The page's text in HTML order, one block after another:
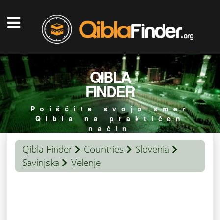
QIBLA
FINDER
Poiščite svojo smer
Qibla na praktičen
način
Qibla Finder Countries
Slovenia
Savinjska
Velenje